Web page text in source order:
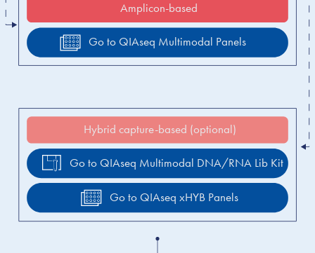
Go to QIAseq xHYB Panels
Go to QIAseq Multimodal DNA/RNA Lib Kit
Hybrid capture-based (optional)
Go to QIAseq Multimodal Panels
Amplicon-based